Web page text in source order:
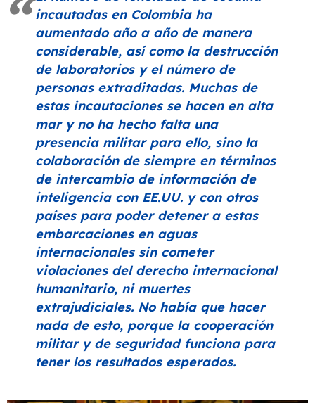
incautadas en Colombia ha
aumentado año a año de manera
considerable, así como la destrucción
de laboratorios y el número de
personas extraditadas. Muchas de
estas incautaciones se hacen en alta
mar y no ha hecho falta una
presencia militar para ello, sino la
colaboración de siempre en términos
de intercambio de información de
inteligencia con EE.UU. y con otros
países para poder detener a estas
embarcaciones en aguas
internacionales sin cometer
violaciones del derecho internacional
humanitario, ni muertes
extrajudiciales. No había que hacer
nada de esto, porque la cooperación
militar y de seguridad funciona para
tener los resultados esperados.